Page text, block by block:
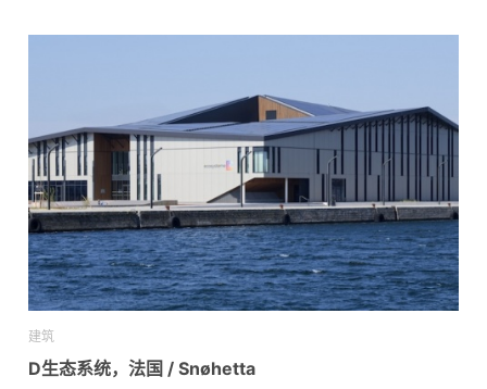
建筑
D生态系统，法国 / Snøhetta